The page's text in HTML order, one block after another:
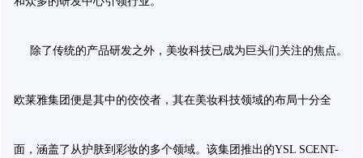
除了传统的产品研发之外，美妆科技已成为巨头们关注的焦点。
欧莱雅集团便是其中的佼佼者，其在美妆科技领域的布局十分全
面，涵盖了从护肤到彩妆的多个领域。该集团推出的YSL SCENT-